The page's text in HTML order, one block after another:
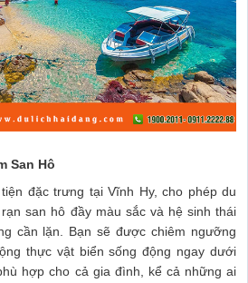
San Hô
đặc trưng tại Vĩnh Hy, cho phép du
san hô đầy màu sắc và hệ sinh thái
cần lặn. Bạn sẽ được chiêm ngưỡng
thực vật biển sống động ngay dưới
hợp cho cả gia đình, kể cả những ai